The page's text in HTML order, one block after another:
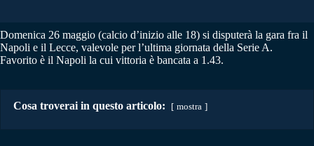
Domenica 26 maggio (calcio d’inizio alle 18) si disputerà la gara fra il
Napoli e il Lecce, valevole per l’ultima giornata della Serie A.
Favorito è il Napoli la cui vittoria è bancata a 1.43.
Cosa troverai in questo articolo: mostra